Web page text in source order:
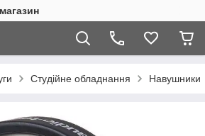
Студійне обладнання Навушники